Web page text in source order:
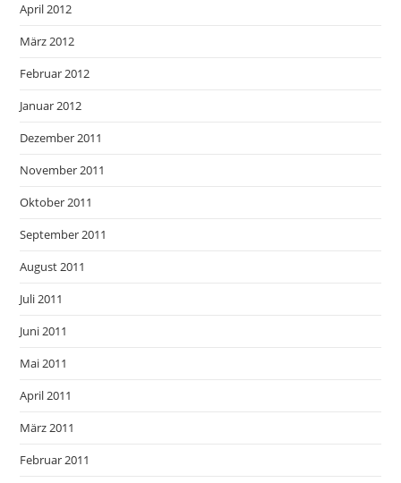
April 2012
März 2012
Februar 2012
Januar 2012
Dezember 2011
November 2011
Oktober 2011
September 2011
August 2011
Juli 2011
Juni 2011
Mai 2011
April 2011
März 2011
Februar 2011